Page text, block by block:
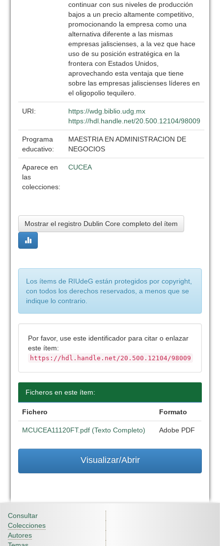
continuar con sus niveles de producción
bajos a un precio altamente competitivo,
promocionando la empresa como una
alternativa diferente a las mismas
empresas jaliscienses, a la vez que hace
uso de su posición estratégica en la
frontera con Estados Unidos,
aprovechando esta ventaja que tiene
sobre las empresas jaliscienses líderes en
el oligopolio tequilero.
URI:
https://wdg.biblio.udg.mx
https://hdl.handle.net/20.500.12104/98009
Programa
educativo:
MAESTRIA EN ADMINISTRACION DE
NEGOCIOS
Aparece en
las
colecciones:
CUCEA
Mostrar el registro Dublin Core completo del ítem
Los ítems de RIUdeG están protegidos por copyright,
con todos los derechos reservados, a menos que se
indique lo contrario.
Por favor, use este identificador para citar o enlazar
este ítem:
https://hdl.handle.net/20.500.12104/98009
Ficheros en este ítem:
Fichero Formato
MCUCEA11120FT.pdf (Texto Completo) Adobe PDF
Visualizar/Abrir
Consultar
Colecciones
Autores